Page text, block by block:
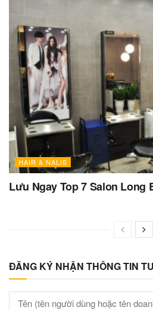
HAIR & NALIS
Lưu Ngay Top 7 Salon Long
ĐĂNG KÝ NHẬN THÔNG TIN